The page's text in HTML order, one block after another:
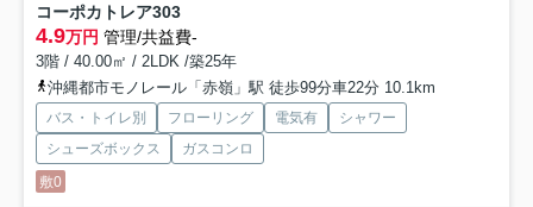
コーポカトレア303
4.9万円 管理/共益費-
3階 / 40.00㎡ / 2LDK /築25年
沖縄都市モノレール「赤嶺」駅 徒歩99分車22分 10.1km
バス・トイレ別 フローリング 電気有
シャワー
シューズボックス
ガスコンロ
敷0